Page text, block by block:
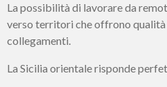
La possibilità di lavorare da
verso territori che offrono qualità
collegamenti.
La Sicilia orientale risponde